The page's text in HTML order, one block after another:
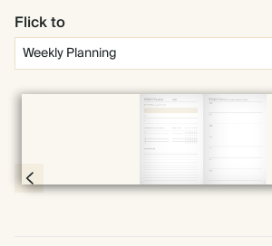
Flick to
Plein écran
Page 30 & 31 of 192